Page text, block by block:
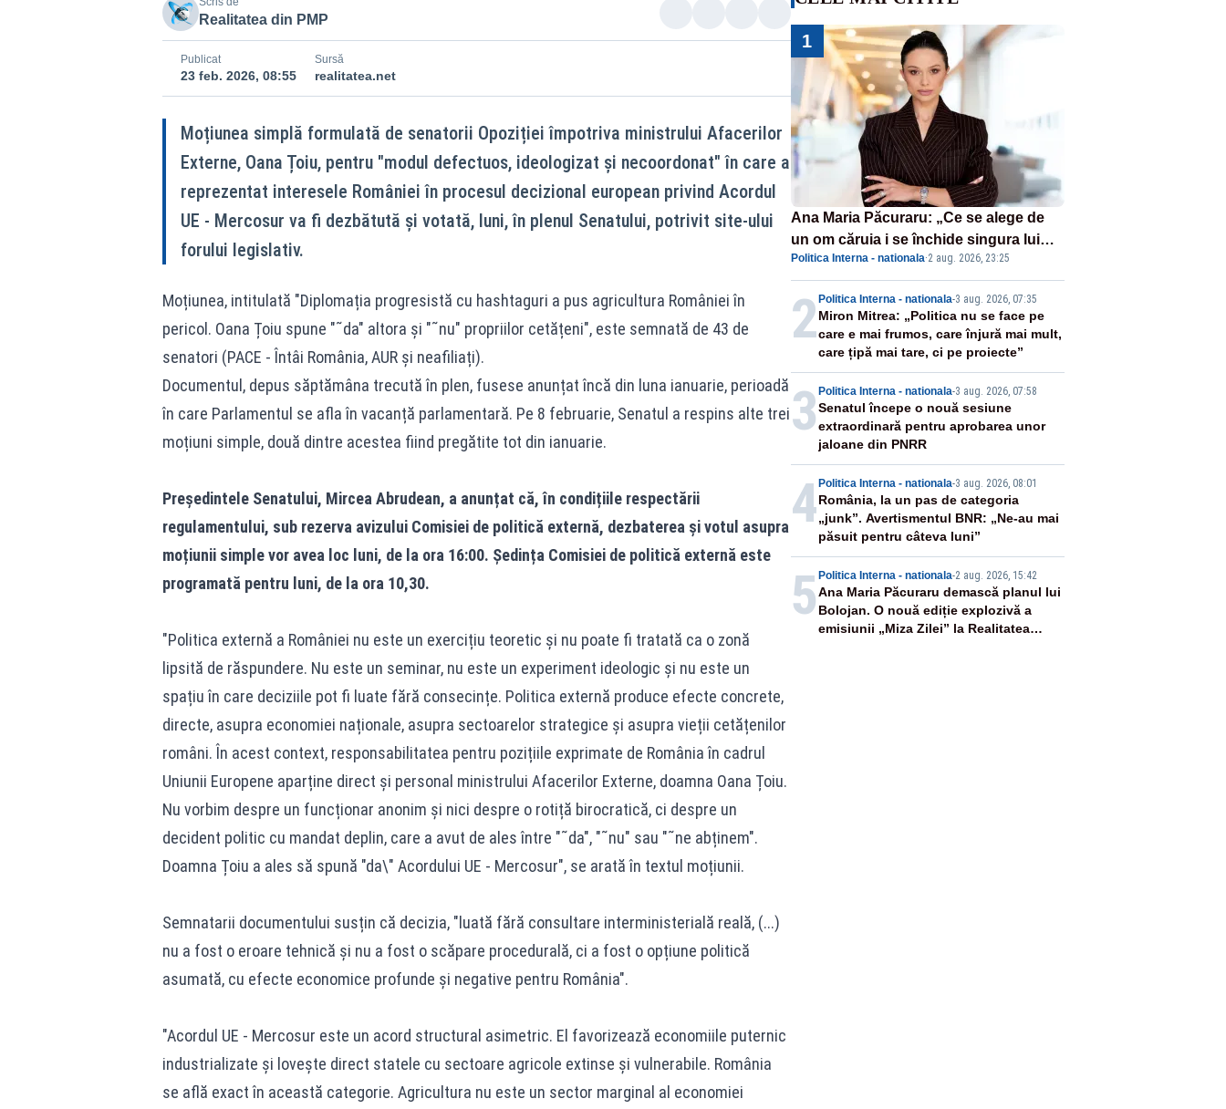
Realitatea din PMP
Publicat
23 feb. 2026, 08:55
Sursă
realitatea.net
Moțiunea simplă formulată de senatorii Opoziției împotriva ministrului Afacerilor
Externe, Oana Țoiu, pentru "modul defectuos, ideologizat și necoordonat" în care a
reprezentat interesele României în procesul decizional european privind Acordul
UE - Mercosur va fi dezbătută și votată, luni, în plenul Senatului, potrivit site-ului
forului legislativ.
Moțiunea, intitulată "Diplomația progresistă cu hashtaguri a pus agricultura României în
pericol. Oana Țoiu spune "˜da" altora și "˜nu" propriilor cetățeni", este semnată de 43 de
senatori (PACE - Întâi România, AUR și neafiliați).
Documentul, depus săptămâna trecută în plen, fusese anunțat încă din luna ianuarie, perioadă
în care Parlamentul se afla în vacanță parlamentară. Pe 8 februarie, Senatul a respins alte trei
moțiuni simple, două dintre acestea fiind pregătite tot din ianuarie.
Președintele Senatului, Mircea Abrudean, a anunțat că, în condițiile respectării
regulamentului, sub rezerva avizului Comisiei de politică externă, dezbaterea și votul asupra
moțiunii simple vor avea loc luni, de la ora 16:00. Ședința Comisiei de politică externă este
programată pentru luni, de la ora 10,30.
"Politica externă a României nu este un exercițiu teoretic și nu poate fi tratată ca o zonă
lipsită de răspundere. Nu este un seminar, nu este un experiment ideologic și nu este un
spațiu în care deciziile pot fi luate fără consecințe. Politica externă produce efecte concrete,
directe, asupra economiei naționale, asupra sectoarelor strategice și asupra vieții cetățenilor
români. În acest context, responsabilitatea pentru pozițiile exprimate de România în cadrul
Uniunii Europene aparține direct și personal ministrului Afacerilor Externe, doamna Oana Țoiu.
Nu vorbim despre un funcționar anonim și nici despre o rotiță birocratică, ci despre un
decident politic cu mandat deplin, care a avut de ales între "˜da", "˜nu" sau "˜ne abținem".
Doamna Țoiu a ales să spună "da\" Acordului UE - Mercosur", se arată în textul moțiunii.
Semnatarii documentului susțin că decizia, "luată fără consultare interministerială reală, (...)
nu a fost o eroare tehnică și nu a fost o scăpare procedurală, ci a fost o opțiune politică
asumată, cu efecte economice profunde și negative pentru România".
"Acordul UE - Mercosur este un acord structural asimetric. El favorizează economiile puternic
industrializate și lovește direct statele cu sectoare agricole extinse și vulnerabile. România
se află exact în această categorie. Agricultura nu este un sector marginal al economiei
1
Ana Maria Păcuraru: „Ce se alege de
un om căruia i se închide singura lui
portiță?”
Politica Interna - nationala·2 aug. 2026, 23:25
2Politica Interna - nationala-3 aug. 2026, 07:35
Miron Mitrea: „Politica nu se face pe
care e mai frumos, care înjură mai mult,
care țipă mai tare, ci pe proiecte”
3 Politica Interna - nationala-3 aug. 2026, 07:58
Senatul începe o nouă sesiune
extraordinară pentru aprobarea unor
jaloane din PNRR
4Politica Interna - nationala-3 aug. 2026, 08:01
România, la un pas de categoria
„junk”. Avertismentul BNR: „Ne-au mai
păsuit pentru câteva luni”
5 Politica Interna - nationala-2 aug. 2026, 15:42
Ana Maria Păcuraru demască planul lui
Bolojan. O nouă ediție explozivă a
emisiunii „Miza Zilei” la Realitatea